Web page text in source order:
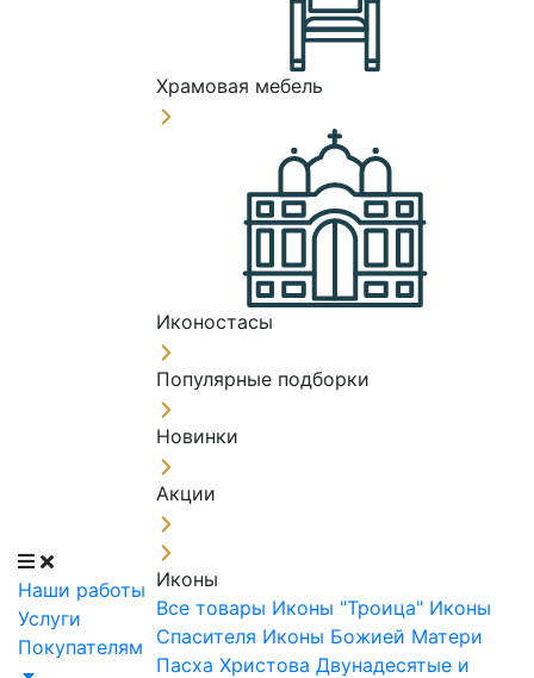
Наши работы
Услуги
Покупателям
Храмовая мебель
Иконостасы
Популярные подборки
Новинки
Акции
Иконы
Все товары Иконы "Троица" Иконы
Спасителя Иконы Божией Матери
Пасха Христова Двунадесятые и